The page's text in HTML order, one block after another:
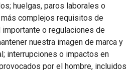
huelgas, paros laborales o
complejos requisitos de
o regulaciones de
nuestra imagen de marca y
interrupciones o impactos en
por el hombre, incluidos